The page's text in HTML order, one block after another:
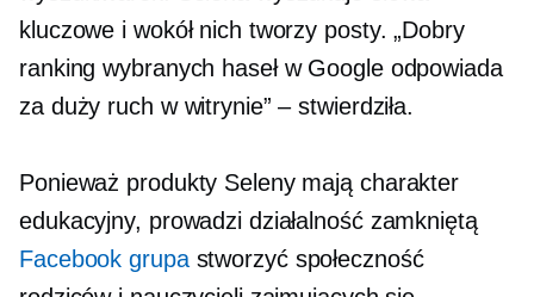
kluczowe i wokół nich tworzy posty. „Dobry
ranking wybranych haseł w Google odpowiada
za duży ruch w witrynie” – stwierdziła.
Ponieważ produkty Seleny mają charakter
edukacyjny, prowadzi działalność zamkniętą
Facebook grupastworzyć społeczność